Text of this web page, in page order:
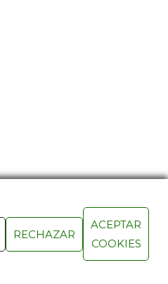
RECHAZAR
ACEPTAR
COOKIES
LA
AVIACIÓN
AÑOS